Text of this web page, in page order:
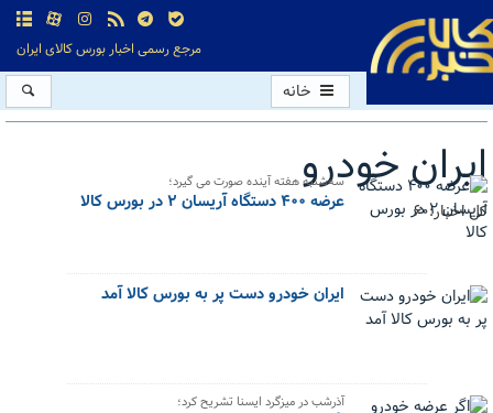
مرجع رسمی اخبار بورس کالای ایران
خانه
ایران خودرو
کل اخبار:60
سه‌شنبه هفته آینده صورت می گیرد؛
عرضه ۴۰۰ دستگاه آریسان ۲ در بورس کالا
ایران خودرو دست پر به بورس کالا آمد
آذرشب در میزگرد ایسنا تشریح کرد؛